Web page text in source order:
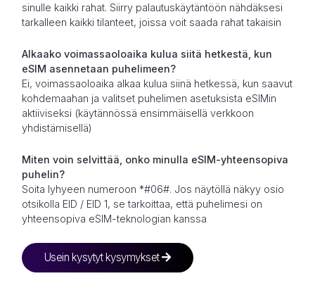
sinulle kaikki rahat. Siirry palautuskäytäntöön nähdäksesi
tarkalleen kaikki tilanteet, joissa voit saada rahat takaisin
Alkaako voimassaoloaika kulua siitä hetkestä, kun
eSIM asennetaan puhelimeen?
Ei, voimassaoloaika alkaa kulua siinä hetkessä, kun saavut
kohdemaahan ja valitset puhelimen asetuksista eSIMin
aktiiviseksi (käytännössä ensimmäisellä verkkoon
yhdistämisellä)
Miten voin selvittää, onko minulla eSIM-yhteensopiva
puhelin?
Soita lyhyeen numeroon *#06#. Jos näytöllä näkyy osio
otsikolla EID / EID 1, se tarkoittaa, että puhelimesi on
yhteensopiva eSIM-teknologian kanssa
Usein kysytyt kysymykset